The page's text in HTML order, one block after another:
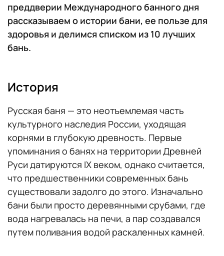
преддверии Международного банного дня
рассказываем о истории бани, ее пользе для
здоровья и делимся списком из 10 лучших
бань.
История
Русская баня — это неотъемлемая часть
культурного наследия России, уходящая
корнями в глубокую древность. Первые
упоминания о банях на территории Древней
Руси датируются IX веком, однако считается,
что предшественники современных бань
существовали задолго до этого. Изначально
бани были просто деревянными срубами, где
вода нагревалась на печи, а пар создавался
путем поливания водой раскаленных камней.